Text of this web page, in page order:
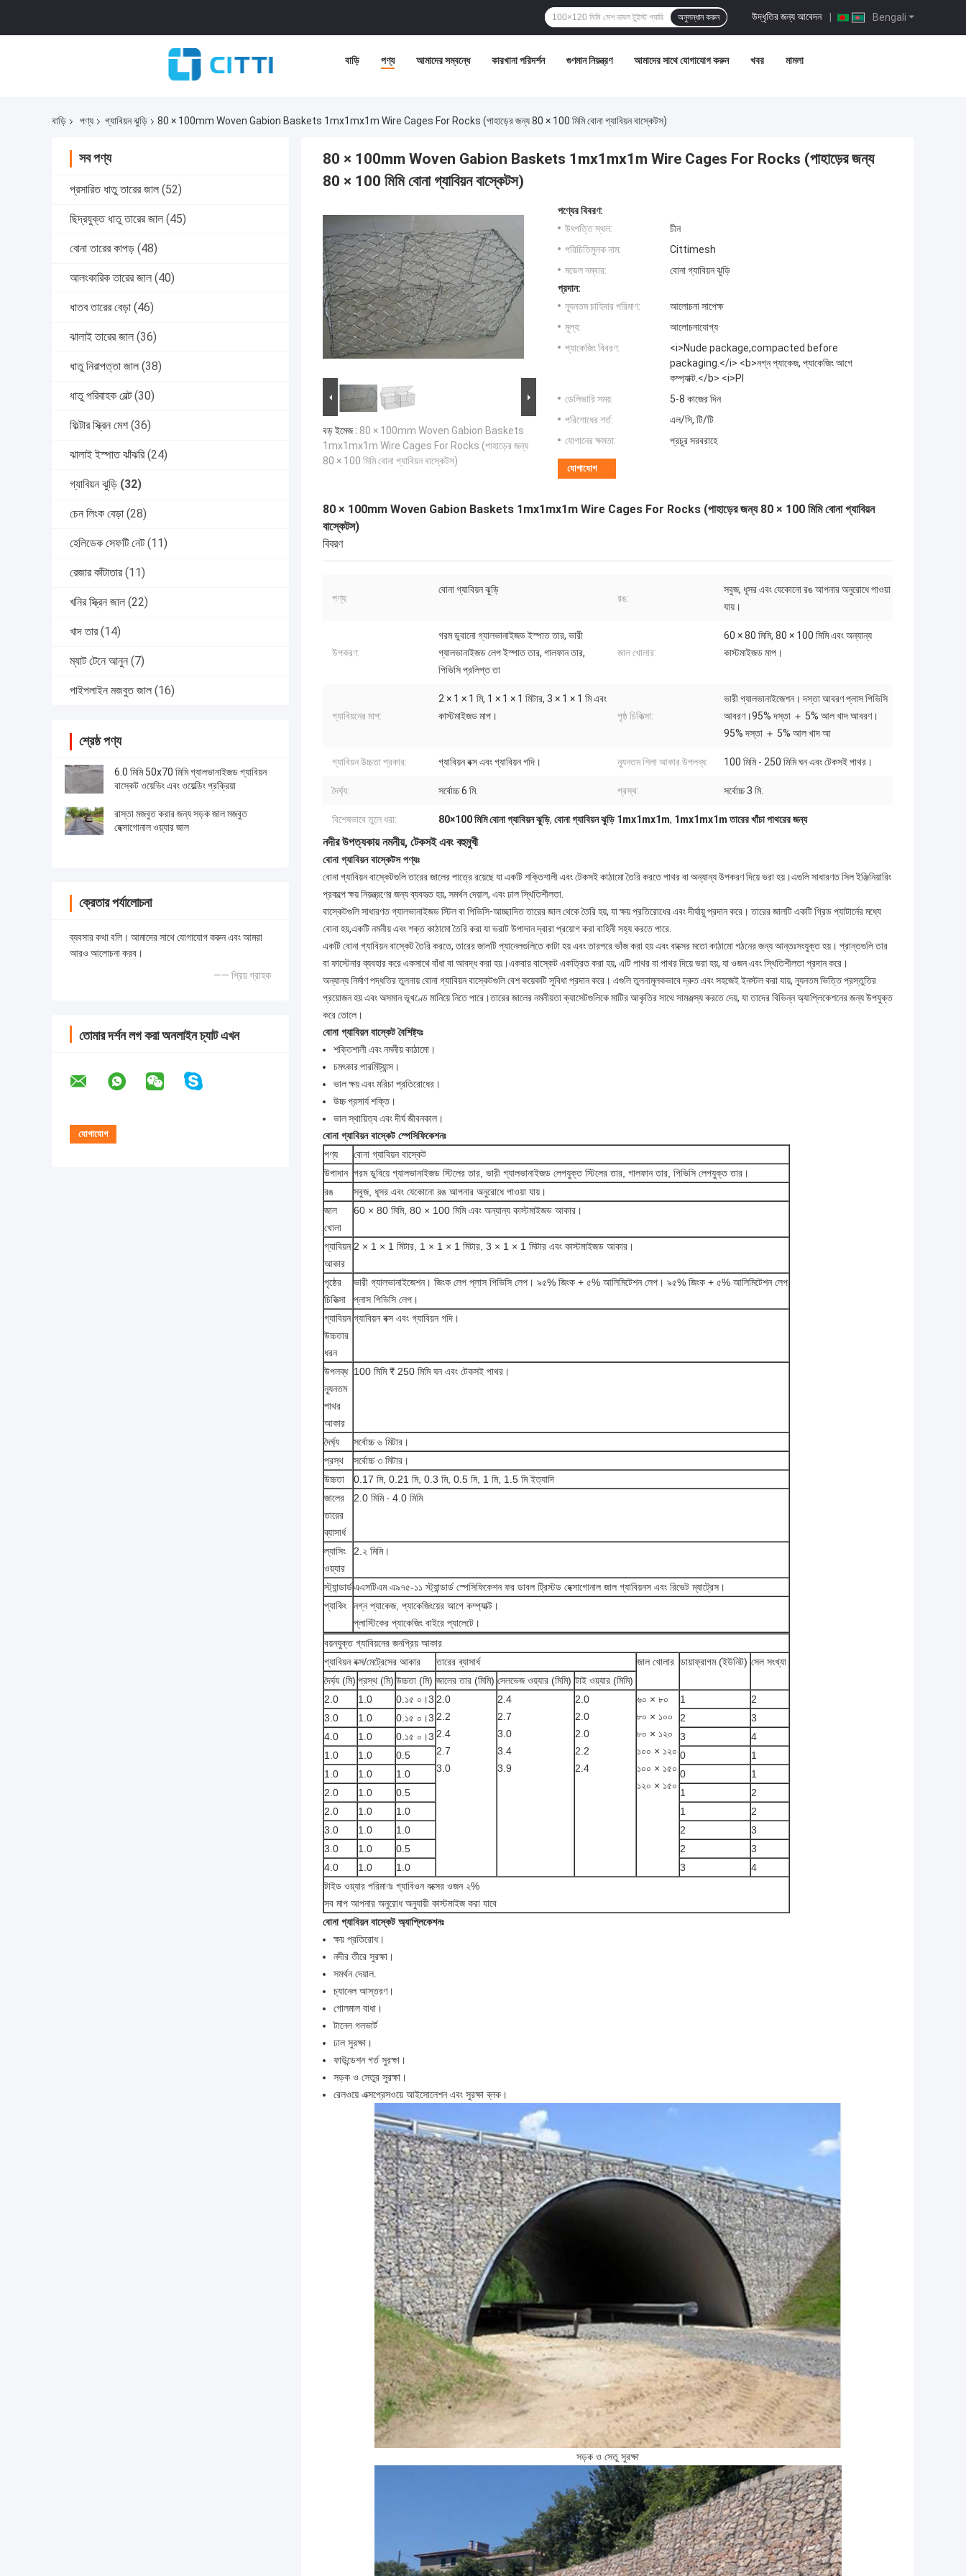
Bengali
উদ্ধৃতির জন্য আবেদন |
অনুসন্ধান করুন
বাড়ি পণ্য আমাদের সম্বন্ধে কারখানা পরিদর্শন গুণমান নিয়ন্ত্রণ আমাদের সাথে যোগাযোগ করুন খবর মামলা
বাড়ি পণ্য গ্যাবিয়ন ঝুড়ি 80 × 100mm Woven Gabion Baskets 1mx1mx1m Wire Cages For Rocks (পাহাড়ের জন্য 80 × 100 মিমি বোনা গ্যাবিয়ন বাস্কেটস)
সব পণ্য
প্রসারিত ধাতু তারের জাল (52)
ছিদ্রযুক্ত ধাতু তারের জাল (45)
বোনা তারের কাপড় (48)
আলংকারিক তারের জাল (40)
ধাতব তারের বেড়া (46)
ঝালাই তারের জাল (36)
ধাতু নিরাপত্তা জাল (38)
ধাতু পরিবাহক বেল্ট (30)
ফিল্টার স্ক্রিন মেশ (36)
ঝালাই ইস্পাত ঝাঁঝরি (24)
গ্যাবিয়ন ঝুড়ি (32)
চেন লিংক বেড়া (28)
হেলিডেক সেফটি নেট (11)
রেজার কাঁটাতার (11)
খনির স্ক্রিন জাল (22)
খাদ তার (14)
ম্যাট টেনে আনুন (7)
পাইপলাইন মজবুত জাল (16)
শ্রেষ্ঠ পণ্য
6.0 মিমি 50x70 মিমি গ্যালভানাইজড গ্যাবিয়ন
বাস্কেট ওয়েভিং এবং ওয়েল্ডিং প্রক্রিয়া
রাস্তা মজবুত করার জন্য সড়ক জাল মজবুত
হেক্সাগোনাল ওয়্যার জাল
ক্রেতার পর্যালোচনা
ব্যবসার কথা বলি। আমাদের সাথে যোগাযোগ করুন এবং আমরা
আরও আলোচনা করব।
—— প্রিয় গ্রাহক
তোমার দর্শন লগ করা অনলাইন চ্যাট এখন
80 × 100mm Woven Gabion Baskets 1mx1mx1m Wire Cages For Rocks (পাহাড়ের জন্য
80 × 100 মিমি বোনা গ্যাবিয়ন বাস্কেটস)
বড় ইমেজ : 80 × 100mm Woven Gabion Baskets
1mx1mx1m Wire Cages For Rocks (পাহাড়ের জন্য
80 × 100 মিমি বোনা গ্যাবিয়ন বাস্কেটস)
পণ্যের বিবরণ:
উৎপত্তি স্থল:
চীন
পরিচিতিমুলক নাম:
Cittimesh
মডেল নম্বার:
বোনা গ্যাবিয়ন ঝুড়ি
প্রদান:
ন্যূনতম চাহিদার পরিমাণ:
আলোচনা সাপেক্ষ
মূল্য:
আলোচনাযোগ্য
প্যাকেজিং বিবরণ:
<i>Nude package,compacted before
packaging.</i> <b>নগ্ন প্যাকেজ, প্যাকেজিং আগে
কম্প্যাক্ট.</b> <i>Pl
ডেলিভারি সময়:
5-8 কাজের দিন
পরিশোধের শর্ত:
এল/সি, টি/টি
যোগানের ক্ষমতা:
প্রচুর সরবরাহে
যোগাযোগ
80 × 100mm Woven Gabion Baskets 1mx1mx1m Wire Cages For Rocks (পাহাড়ের জন্য 80 × 100 মিমি বোনা গ্যাবিয়ন
বাস্কেটস)
বিবরণ
পণ্য:
বোনা গ্যাবিয়ন ঝুড়ি
রঙ:
সবুজ, ধূসর এবং যেকোনো রঙ আপনার অনুরোধে পাওয়া
যায়।
উপকরণ:
গরম ডুবানো গ্যালভানাইজড ইস্পাত তার, ভারী
গ্যালভানাইজড লেপ ইস্পাত তার, গালফান তার,
পিভিসি প্রলিপ্ত তা
জাল খোলার:
60 × 80 মিমি, 80 × 100 মিমি এবং অন্যান্য
কাস্টমাইজড মাপ।
গ্যাবিয়নের মাপ:
2 × 1 × 1 মি, 1 × 1 × 1 মিটার, 3 × 1 × 1 মি এবং
কাস্টমাইজড মাপ।
পৃষ্ঠ চিকিত্সা:
ভারী গ্যালভানাইজেশন। দস্তা আবরণ প্লাস পিভিসি
আবরণ।95% দস্তা ＋ 5% আল খাদ আবরণ।
95% দস্তা ＋ 5% আল খাদ আ
গ্যাবিয়ন উচ্চতা প্রকার: গ্যাবিয়ন বক্স এবং গ্যাবিয়ন গদি। ন্যূনতম শিলা আকার উপলব্ধ: 100 মিমি - 250 মিমি ঘন এবং টেকসই পাথর।
দৈর্ঘ্য: সর্বোচ্চ 6 মি. প্রস্থ: সর্বোচ্চ 3 মি.
বিশেষভাবে তুলে ধরা: 80×100 মিমি বোনা গ্যাবিয়ন ঝুড়ি, বোনা গ্যাবিয়ন ঝুড়ি 1mx1mx1m, 1mx1mx1m তারের খাঁচা পাথরের জন্য
নদীর উপত্যকায় নমনীয়, টেকসই এবং বহুমুখী
বোনা গ্যাবিয়ন বাস্কেটস পণ্যঃ
বোনা গ্যাবিয়ন বাস্কেটগুলি তারের জালের পাত্রে রয়েছে যা একটি শক্তিশালী এবং টেকসই কাঠামো তৈরি করতে পাথর বা অন্যান্য উপকরণ দিয়ে ভরা হয়।এগুলি সাধারণত সিল ইঞ্জিনিয়ারিং
প্রকল্পে ক্ষয় নিয়ন্ত্রণের জন্য ব্যবহৃত হয়, সমর্থন দেয়াল, এবং ঢাল স্থিতিশীলতা.
বাস্কেটগুলি সাধারণত গ্যালভানাইজড স্টিল বা পিভিসি-আচ্ছাদিত তারের জাল থেকে তৈরি হয়, যা ক্ষয় প্রতিরোধের এবং দীর্ঘায়ু প্রদান করে। তারের জালটি একটি গ্রিড প্যাটার্নের মধ্যে
বোনা হয়,একটি নমনীয় এবং শক্ত কাঠামো তৈরি করা যা ভরাট উপাদান দ্বারা প্রয়োগ করা বাহিনী সহ্য করতে পারে.
একটি বোনা গ্যাবিয়ন বাস্কেট তৈরি করতে, তারের জালটি প্যানেলগুলিতে কাটা হয় এবং তারপরে ভাঁজ করা হয় এবং বাক্সের মতো কাঠামো গঠনের জন্য আন্তঃসংযুক্ত হয়। প্রান্তগুলি তার
বা ফাস্টেনার ব্যবহার করে একসাথে বাঁধা বা আবদ্ধ করা হয়।একবার বাস্কেট একত্রিত করা হয়, এটি পাথর বা পাথর দিয়ে ভরা হয়, যা ওজন এবং স্থিতিশীলতা প্রদান করে।
অন্যান্য নির্মাণ পদ্ধতির তুলনায় বোনা গ্যাবিয়ন বাস্কেটগুলি বেশ কয়েকটি সুবিধা প্রদান করে। এগুলি তুলনামূলকভাবে দ্রুত এবং সহজেই ইনস্টল করা যায়, ন্যূনতম ভিত্তি প্রস্তুতির
প্রয়োজন হয় এবং অসমান ভূখণ্ডে মানিয়ে নিতে পারে।তারের জালের নমনীয়তা ক্যাসেটগুলিকে মাটির আকৃতির সাথে সামঞ্জস্য করতে দেয়, যা তাদের বিভিন্ন অ্যাপ্লিকেশনের জন্য উপযুক্ত
করে তোলে।
বোনা গ্যাবিয়ন বাস্কেট বৈশিষ্ট্যঃ
শক্তিশালী এবং নমনীয় কাঠামো।
চমৎকার পারমিট্যান্স।
ভাল ক্ষয় এবং মরিচা প্রতিরোধের।
উচ্চ প্রসার্য শক্তি।
ভাল স্থায়িত্ব এবং দীর্ঘ জীবনকাল।
বোনা গ্যাবিয়ন বাস্কেট স্পেসিফিকেশনঃ
পণ্য
বোনা গ্যাবিয়ন বাস্কেট
উপাদান গরম ডুবিয়ে গ্যালভানাইজড স্টিলের তার, ভারী গ্যালভানাইজড লেপযুক্ত স্টিলের তার, গালফান তার, পিভিসি লেপযুক্ত তার।
রঙ
সবুজ, ধূসর এবং যেকোনো রঙ আপনার অনুরোধে পাওয়া যায়।
জাল
খোলা
60 × 80 মিমি, 80 × 100 মিমি এবং অন্যান্য কাস্টমাইজড আকার।
গ্যাবিয়ন
আকার
2 × 1 × 1 মিটার, 1 × 1 × 1 মিটার, 3 × 1 × 1 মিটার এবং কাস্টমাইজড আকার।
পৃষ্ঠের
চিকিত্সা
ভারী গ্যালভানাইজেশন। জিংক লেপ প্লাস পিভিসি লেপ। ৯৫% জিংক + ৫% আলিমিটেশন লেপ। ৯৫% জিংক + ৫% আলিমিটেশন লেপ
প্লাস পিভিসি লেপ।
গ্যাবিয়ন
উচ্চতার
ধরন
গ্যাবিয়ন বক্স এবং গ্যাবিয়ন গদি।
উপলব্ধ
ন্যূনতম
পাথর
আকার
100 মিমি ₹ 250 মিমি ঘন এবং টেকসই পাথর।
দৈর্ঘ্য
সর্বোচ্চ ৬ মিটার।
প্রস্থ
সর্বোচ্চ ৩ মিটার।
উচ্চতা
0.17 মি, 0.21 মি, 0.3 মি, 0.5 মি, 1 মি, 1.5 মি ইত্যাদি
জালের
তারের
ব্যাসার্ধ
2.0 মিমি ∙ 4.0 মিমি
ল্যাসিং
ওয়্যার
2.২ মিমি।
স্ট্যান্ডার্ডএএসটিএম এ৯৭৫-১১ স্ট্যান্ডার্ড স্পেসিফিকেশন ফর ডাবল ট্রিস্টড হেক্সাগোনাল জাল গ্যাবিয়নস এবং রিভেট ম্যাট্রেস।
প্যাকিং
নগ্ন প্যাকেজ, প্যাকেজিংয়ের আগে কম্প্যাক্ট।
প্লাস্টিকের প্যাকেজিং বাইরে প্যালেটে।
বয়নযুক্ত গ্যাবিয়নের জনপ্রিয় আকার
গ্যাবিয়ন বক্স/মেট্রেসের আকার
তারের ব্যাসার্ধ জাল খোলার ডায়াফ্রাগম (ইউনিট) সেল সংখ্যা
দৈর্ঘ্য (মি) প্রস্থ (মি) উচ্চতা (মি) জালের তার (মিমি) সেলভেজ ওয়্যার (মিমি) টাই ওয়্যার (মিমি)
2.0
1.0 0.১৫ ০।3 2.0
2.2
2.4
2.7
3.0
2.4
2.7
3.0
3.4
3.9
2.0
2.0
2.0
2.2
2.4
৬০ × ৮০
৮০ × ১০০
৮০ × ১২০
১০০ × ১২০
১০০ × ১৫০
১২০ × ১৫০
1
2
3.0
1.0 0.১৫ ০।3 2
3
4.0
1.0 0.১৫ ০।3 3
4
1.0
1.0 0.5 0
1
1.0
1.0 1.0 0
1
2.0
1.0 0.5 1
2
2.0
1.0 1.0 1
2
3.0
1.0 1.0 2
3
3.0
1.0 0.5 2
3
4.0
1.0 1.0 3
4
টাইড ওয়্যার পরিমাণঃ গ্যাবিওন বক্সের ওজন ২%
সব মাপ আপনার অনুরোধ অনুযায়ী কাস্টমাইজ করা যাবে
বোনা গ্যাবিয়ন বাস্কেট অ্যাপ্লিকেশনঃ
ক্ষয় প্রতিরোধ।
নদীর তীরে সুরক্ষা।
সমর্থন দেয়াল.
চ্যানেল আস্তরণ।
গোলমাল বাধা।
টানেল গলভার্ট
ঢাল সুরক্ষা।
ফাউন্ডেশন গর্ত সুরক্ষা।
সড়ক ও সেতুর সুরক্ষা।
রেলওয়ে এক্সপ্রেসওয়ে আইসোলেশন এবং সুরক্ষা ব্লক।
সড়ক ও সেতু সুরক্ষা